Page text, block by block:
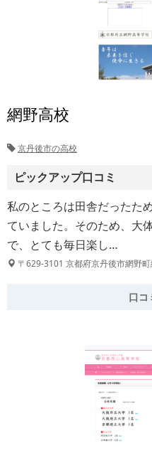
網野高校
京丹後市の高校
ピックアップ口コミ
私のところは田舎だったた
ていました。そのため、大
で、とても毎日楽し…
〒629-3101 京都府京丹後市網野
口コ